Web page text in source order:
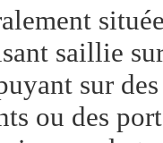
saillie
sur
ou des